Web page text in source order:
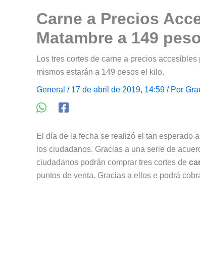
Carne a Precios
Matambre a 149
Los tres cortes de carne a precios
mismos estarán a 149 pesos el kilo.
General / 17 de abril de 2019, 14:59 / Por
El día de la fecha se realizó el tan esperado
los ciudadanos. Gracias a una serie de
ciudadanos podrán comprar tres cortes de
puntos de venta. Gracias a ellos e podrá